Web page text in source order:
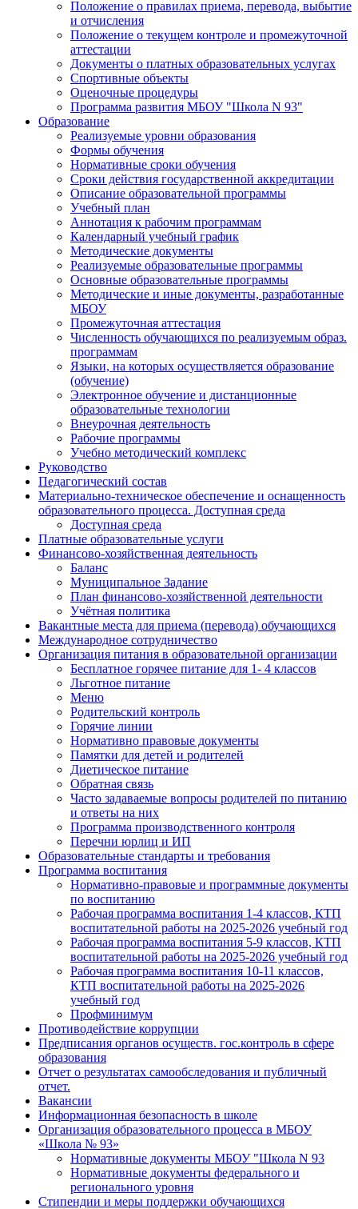
Положение о правилах приема, перевода, выбытие
и отчисления
Положение о текущем контроле и промежуточной
аттестации
Документы о платных образовательных услугах
Спортивные объекты
Оценочные процедуры
Программа развития МБОУ "Школа N 93"
Образование
Реализуемые уровни образования
Формы обучения
Нормативные сроки обучения
Сроки действия государственной аккредитации
Описание образовательной программы
Учебный план
Аннотация к рабочим программам
Календарный учебный график
Методические документы
Реализуемые образовательные программы
Основные образовательные программы
Методические и иные документы, разработанные
МБОУ
Промежуточная аттестация
Численность обучающихся по реализуемым образ.
программам
Языки, на которых осуществляется образование
(обучение)
Электронное обучение и дистанционные
образовательные технологии
Внеурочная деятельность
Рабочие программы
Учебно методический комплекс
Руководство
Педагогический состав
Материально-техническое обеспечение и оснащенность
образовательного процесса. Доступная среда
Доступная среда
Платные образовательные услуги
Финансово-хозяйственная деятельность
Баланс
Муниципальное Задание
План финансово-хозяйственной деятельности
Учётная политика
Вакантные места для приема (перевода) обучающихся
Международное сотрудничество
Организация питания в образовательной организации
Бесплатное горячее питание для 1- 4 классов
Льготное питание
Меню
Родительский контроль
Горячие линии
Нормативно правовые документы
Памятки для детей и родителей
Диетическое питание
Обратная связь
Часто задаваемые вопросы родителей по питанию
и ответы на них
Программа производственного контроля
Перечни юрлиц и ИП
Образовательные стандарты и требования
Программа воспитания
Нормативно-правовые и программные документы
по воспитанию
Рабочая программа воспитания 1-4 классов, КТП
воспитательной работы на 2025-2026 учебный год
Рабочая программа воспитания 5-9 классов, КТП
воспитательной работы на 2025-2026 учебный год
Рабочая программа воспитания 10-11 классов,
КТП воспитательной работы на 2025-2026
учебный год
Профминимум
Противодействие коррупции
Предписания органов осуществ. гос.контроль в сфере
образования
Отчет о результатах самообследования и публичный
отчет.
Вакансии
Информационная безопасность в школе
Организация образовательного процесса в МБОУ
«Школа № 93»
Нормативные документы МБОУ "Школа N 93
Нормативные документы федерального и
регионального уровня
Стипендии и меры поддержки обучающихся